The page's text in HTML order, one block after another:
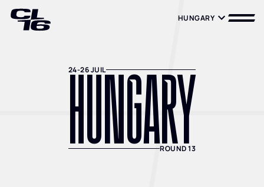
HUNGARY
24-26 JUIL
HUNGARY
ROUND 13